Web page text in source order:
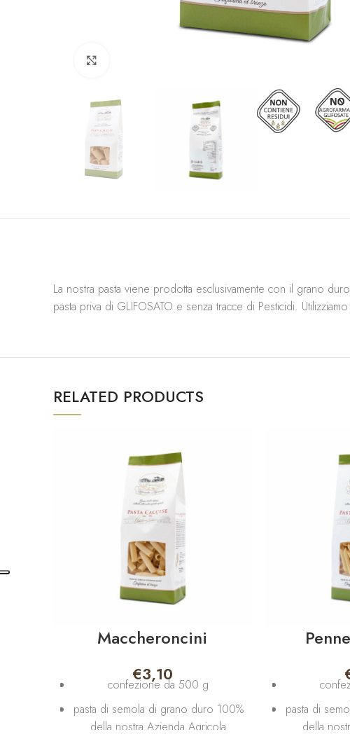
La nostra pasta viene prodotta esclusivamente con il grano
pasta priva di GLIFOSATO e senza tracce di Pesticidi.
RELATED PRODUCTS
Maccheroncini
€3,10
confezione da 500 g
pasta di semola di grano duro 100%
della nostra Azienda Agricola
pasta di
della